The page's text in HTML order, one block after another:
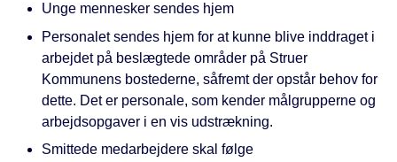
Unge mennesker sendes hjem
Personalet sendes hjem for at kunne blive inddraget i
arbejdet på beslægtede områder på Struer
Kommunens bostederne, såfremt der opstår behov for
dette. Det er personale, som kender målgrupperne og
arbejdsopgaver i en vis udstrækning.
Smittede medarbejdere skal følge